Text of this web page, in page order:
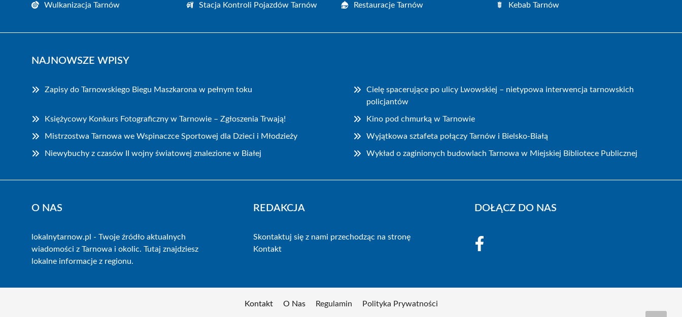
Wulkanizacja Tarnów Stacja Kontroli Pojazdów Tarnów Restauracje Tarnów Kebab Tarnów
NAJNOWSZE WPISY
Zapisy do Tarnowskiego Biegu Maszkarona w pełnym toku
Cielę spacerujące po ulicy Lwowskiej – nietypowa interwencja tarnowskich
policjantów
Księżycowy Konkurs Fotograficzny w Tarnowie – Zgłoszenia Trwają! Kino pod chmurką w Tarnowie
Mistrzostwa Tarnowa we Wspinaczce Sportowej dla Dzieci i Młodzieży Wyjątkowa sztafeta połączy Tarnów i Bielsko-Białą
Niewybuchy z czasów II wojny światowej znalezione w Białej Wykład o zaginionych budowlach Tarnowa w Miejskiej Bibliotece Publicznej
O NAS
lokalnytarnow.pl - Twoje źródło aktualnych
wiadomości z Tarnowa i okolic. Tutaj znajdziesz
lokalne informacje z regionu.
REDAKCJA
Skontaktuj się z nami przechodząc na stronę
Kontakt
DOŁĄCZ DO NAS
Kontakt O Nas Regulamin Polityka Prywatności